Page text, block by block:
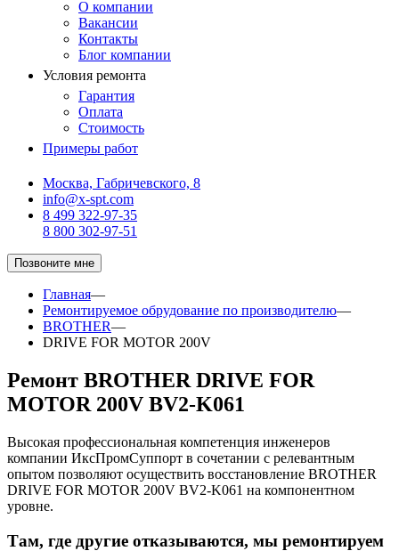
О компании
Вакансии
Контакты
Блог компании
Условия ремонта
Гарантия
Оплата
Стоимость
Примеры работ
Москва, Габричевского, 8
info@x-spt.com
8 499 322-97-35
8 800 302-97-51
Позвоните мне
Главная—
Ремонтируемое обрудование по производителю—
BROTHER—
DRIVE FOR MOTOR 200V
Ремонт BROTHER DRIVE FOR
MOTOR 200V BV2-K061
Высокая профессиональная компетенция инженеров
компании ИксПромСуппорт в сочетании с релевантным
опытом позволяют осуществить восстановление BROTHER
DRIVE FOR MOTOR 200V BV2-K061 на компонентном
уровне.
Там, где другие отказываются, мы ремонтируем